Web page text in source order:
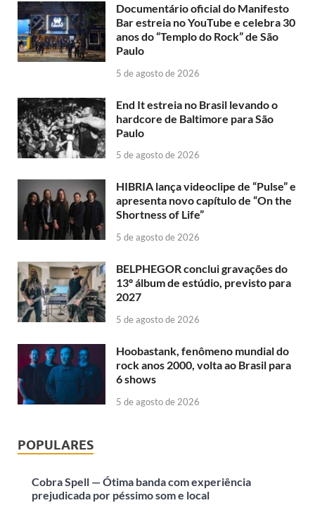
Documentário oficial do Manifesto
Bar estreia no YouTube e celebra 30
anos do “Templo do Rock” de São
Paulo
5 de agosto de 2026
End It estreia no Brasil levando o
hardcore de Baltimore para São
Paulo
5 de agosto de 2026
HIBRIA lança videoclipe de “Pulse” e
apresenta novo capítulo de “On the
Shortness of Life”
5 de agosto de 2026
BELPHEGOR conclui gravações do
13º álbum de estúdio, previsto para
2027
5 de agosto de 2026
Hoobastank, fenômeno mundial do
rock anos 2000, volta ao Brasil para
6 shows
5 de agosto de 2026
POPULARES
Cobra Spell — Ótima banda com experiência
prejudicada por péssimo som e local